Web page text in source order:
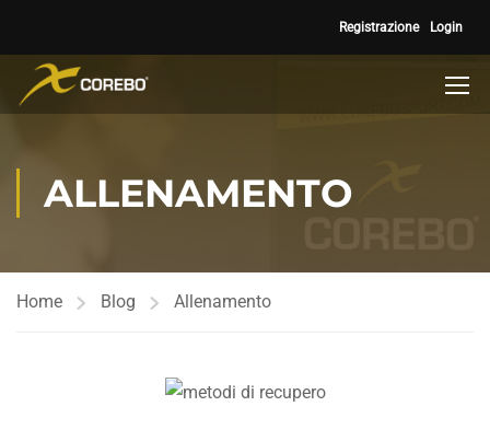
Registrazione Login
ALLENAMENTO
Home Blog Allenamento